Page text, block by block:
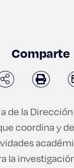
Comparte
de la
coordina y
la